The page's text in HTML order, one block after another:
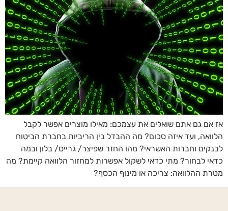
אז אם גם אתם שואלים את עצמכם: מאילו מוצרים אפשר לקבל
הלוואה, ועד איזה סכום? מה ההבדל בין הריביות בחברת הביטוח
לבנקים וחברות האשראי? מהו החזר שפיצר/ גרייס/ בלון ובמה
כדאי לבחור? מתי כדאי לשקול אפשרות למחזור הלוואה קיימת? מה
מטרת ההלוואה: צריכה או מינוף הכסף?